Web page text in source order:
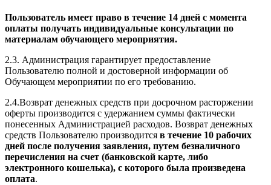
Пользователь имеет право в течение 14 дней с момента
оплаты получать индивидуальные консультации по
материалам обучающего мероприятия.
2.3. Администрация гарантирует предоставление
Пользователю полной и достоверной информации об
Обучающем мероприятии по его требованию.
2.4.Возврат денежных средств при досрочном расторжении
оферты производится с удержанием суммы фактически
понесенных Администрацией расходов. Возврат денежных
средств Пользователю производится в течение 10 рабочих
дней после получения заявления, путем безналичного
перечисления на счет (банковской карте, либо
электронного кошелька), с которого была произведена
оплата.